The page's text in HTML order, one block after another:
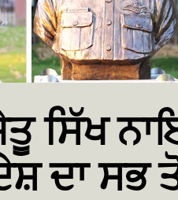
ਸਿੱਖ
ਦਾ ਸਭ